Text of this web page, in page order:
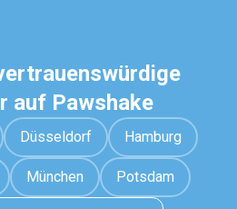
auf Pawshake
Düsseldorf Hamburg
München Potsdam